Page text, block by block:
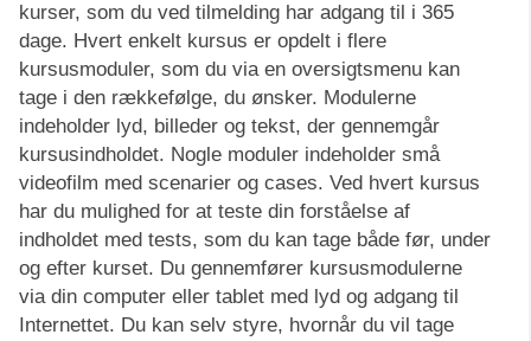
kurser, som du ved tilmelding har adgang til i 365
dage. Hvert enkelt kursus er opdelt i flere
kursusmoduler, som du via en oversigtsmenu kan
tage i den rækkefølge, du ønsker. Modulerne
indeholder lyd, billeder og tekst, der gennemgår
kursusindholdet. Nogle moduler indeholder små
videofilm med scenarier og cases. Ved hvert kursus
har du mulighed for at teste din forståelse af
indholdet med tests, som du kan tage både før, under
og efter kurset. Du gennemfører kursusmodulerne
via din computer eller tablet med lyd og adgang til
Internettet. Du kan selv styre, hvornår du vil tage